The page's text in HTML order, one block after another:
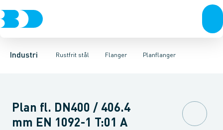
Industri Rustfrit stål
VentilerRustfrit stålSort stålGalvaniseret stålPlast
Flanger
Svejsefittings ASTM svejsefittingsLevnedsmiddel fittings
Planflanger
Løsflanger Pressede løsflangerSvejseflanger m. krave
Plan fl. DN400 / 406.4
mm EN 1092-1 T:01 A